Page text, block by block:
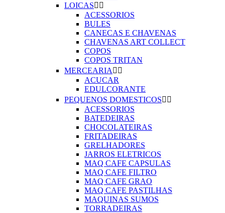
LOICAS 
ACESSORIOS
BULES
CANECAS E CHAVENAS
CHAVENAS ART COLLECT
COPOS
COPOS TRITAN
MERCEARIA  
ACUCAR
EDULCORANTE
PEQUENOS DOMESTICOS 
ACESSORIOS
BATEDEIRAS
CHOCOLATEIRAS
FRITADEIRAS
GRELHADORES
JARROS ELETRICOS
MAQ CAFE CAPSULAS
MAQ CAFE FILTRO
MAQ CAFE GRAO
MAQ CAFE PASTILHAS
MAQUINAS SUMOS
TORRADEIRAS